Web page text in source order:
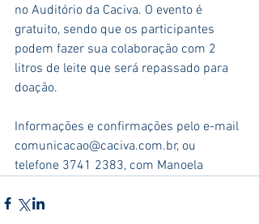
no Auditório da Caciva. O evento é
gratuito, sendo que os participantes
podem fazer sua colaboração com 2
litros de leite que será repassado para
doação.
Informações e confirmações pelo e-mail
comunicacao@caciva.com.br, ou
telefone 3741 2383, com Manoela